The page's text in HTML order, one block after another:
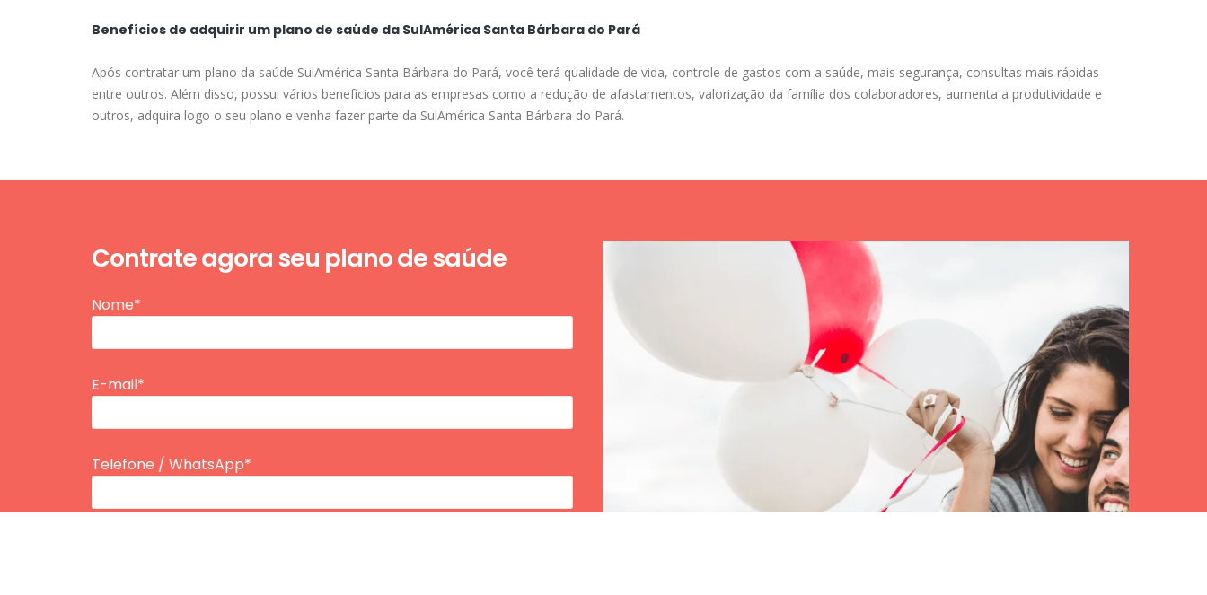
Benefícios de adquirir um plano de saúde da SulAmérica Santa Bárbara do Pará
Após contratar um plano da saúde SulAmérica Santa Bárbara do Pará, você terá qualidade de vida, controle de gastos com a saúde, mais segurança, consultas mais rápidas
entre outros. Além disso, possui vários benefícios para as empresas como a redução de afastamentos, valorização da família dos colaboradores, aumenta a produtividade e
outros, adquira logo o seu plano e venha fazer parte da SulAmérica Santa Bárbara do Pará.
Contrate agora seu plano de saúde
Nome*
E-mail*
Telefone / WhatsApp*